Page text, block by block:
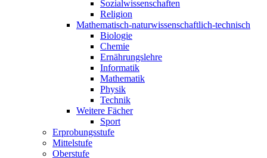
Sozialwissenschaften
Religion
Mathematisch-naturwissenschaftlich-technisch
Biologie
Chemie
Ernährungslehre
Informatik
Mathematik
Physik
Technik
Weitere Fächer
Sport
Erprobungsstufe
Mittelstufe
Oberstufe